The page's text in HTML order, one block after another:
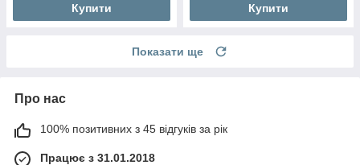
Купити Купити
Показати ще
Про нас
100% позитивних з 45 відгуків за рік
Працює з 31.01.2018